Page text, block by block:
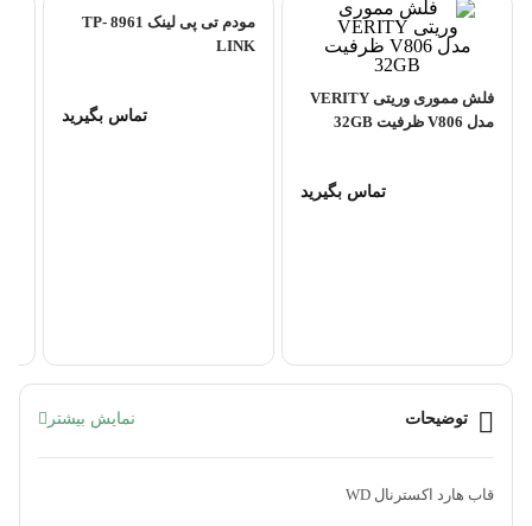
فلش مموری وریتی VERITY
مدل V806 ظرفیت 32GB
تماس بگیرید
مودم تی پی لینک 8961 TP-
LINK
تماس بگیرید
توضیحات نمایش بیشتر
قاب هارد اکسترنال WD